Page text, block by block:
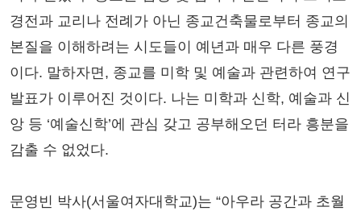
경전과 교리나 전례가 아닌 종교건축물로부터 종교의
본질을 이해하려는 시도들이 예년과 매우 다른 풍경
이다. 말하자면, 종교를 미학 및 예술과 관련하여 연구
발표가 이루어진 것이다. 나는 미학과 신학, 예술과 신
앙 등 ‘예술신학’에 관심 갖고 공부해오던 터라 흥분을
감출 수 없었다.
문영빈 박사(서울여자대학교)는 “아우라 공간과 초월